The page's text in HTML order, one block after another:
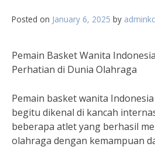
Posted on January 6, 2025 by
Pemain Basket Wanita
Perhatian di Dunia Olahraga
Pemain basket wanita
begitu dikenal di kancah
beberapa atlet yang berhasil
olahraga dengan kemampuan